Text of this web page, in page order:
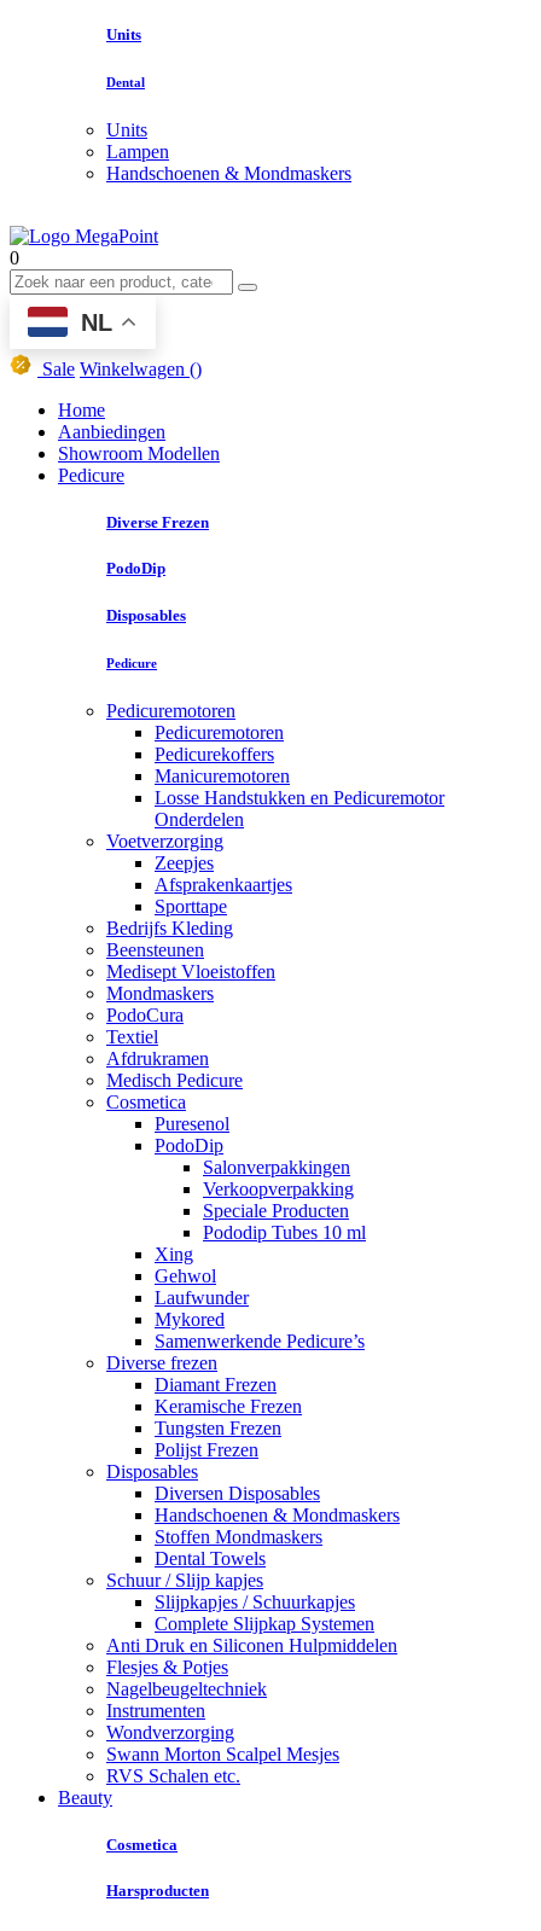
Units
Dental
Units
Lampen
Handschoenen & Mondmaskers
0
NL
Sale Winkelwagen ()
Home
Aanbiedingen
Showroom Modellen
Pedicure
Diverse Frezen
PodoDip
Disposables
Pedicure
Pedicuremotoren
Pedicuremotoren
Pedicurekoffers
Manicuremotoren
Losse Handstukken en Pedicuremotor
Onderdelen
Voetverzorging
Zeepjes
Afsprakenkaartjes
Sporttape
Bedrijfs Kleding
Beensteunen
Medisept Vloeistoffen
Mondmaskers
PodoCura
Textiel
Afdrukramen
Medisch Pedicure
Cosmetica
Puresenol
PodoDip
Salonverpakkingen
Verkoopverpakking
Speciale Producten
Pododip Tubes 10 ml
Xing
Gehwol
Laufwunder
Mykored
Samenwerkende Pedicure’s
Diverse frezen
Diamant Frezen
Keramische Frezen
Tungsten Frezen
Polijst Frezen
Disposables
Diversen Disposables
Handschoenen & Mondmaskers
Stoffen Mondmaskers
Dental Towels
Schuur / Slijp kapjes
Slijpkapjes / Schuurkapjes
Complete Slijpkap Systemen
Anti Druk en Siliconen Hulpmiddelen
Flesjes & Potjes
Nagelbeugeltechniek
Instrumenten
Wondverzorging
Swann Morton Scalpel Mesjes
RVS Schalen etc.
Beauty
Cosmetica
Harsproducten